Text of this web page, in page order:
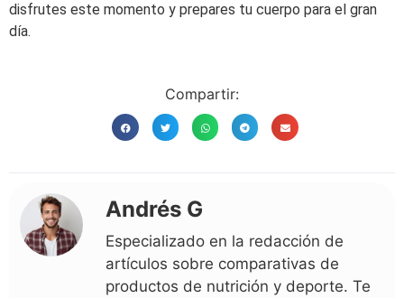
disfrutes este momento y prepares tu cuerpo para el gran
día.
Compartir:
Andrés G
Especializado en la redacción de
artículos sobre comparativas de
productos de nutrición y deporte. Te